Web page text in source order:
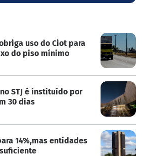
uso do Ciot para
do piso mínimo
STJ é instituído por
30 dias
14%,mas entidades